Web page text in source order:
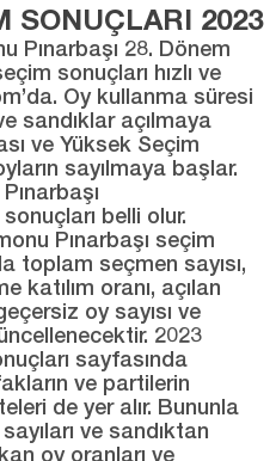
SONUÇLARI 2023
Pınarbaşı 28. Dönem
sonuçları hızlı ve
Oy kullanma süresi
sandıklar açılmaya
ve Yüksek Seçim
sayılmaya başlar.
belli olur.
Pınarbaşı seçim
toplam seçmen sayısı,
katılım oranı, açılan
oy sayısı ve
2023
sayfasında
ve partilerin
de yer alır. Bununla
ve sandıktan
oy oranları ve